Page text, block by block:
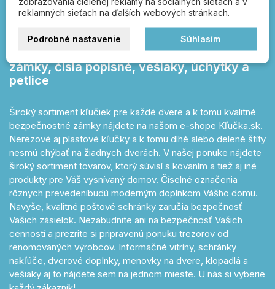
Kľučka.sk – otvárajte
správnou kľučkou!
dverové kľučky, poštové schránky, FAB,
zámky, čísla popisné, vešiaky, úchytky a
petlice
Široký sortiment kľučiek pre každé dvere a k tomu kvalitné
bezpečnostné zámky nájdete na našom e-shope Kľučka.sk.
Nerezové aj plastové kľučky a k tomu dlhé alebo delené štíty
nesmú chýbať na žiadnych dverách. V našej ponuke nájdete
široký sortiment tovarov, ktorý súvisí s kovaním a tiež aj iné
produkty pre Váš vysnívaný domov. Číselné označenia
rôznych prevedeníbudú moderným doplnkom Vášho domu.
Navyše, kvalitné poštové schránky zaručia bezpečnosť
Vašich zásielok. Nezabudnite ani na bezpečnosť Vašich
cenností a prezrite si pripravenú ponuku trezorov od
renomovaných výrobcov. Informačné vitríny, schránky
nakľúče, dverové doplnky, menovky na dvere, klopadlá a
vešiaky aj to nájdete sem na jednom mieste. U nás si vyberie
reklamných sieťach na ďalších webových stránkach.
Podrobné nastavenie Súhlasím